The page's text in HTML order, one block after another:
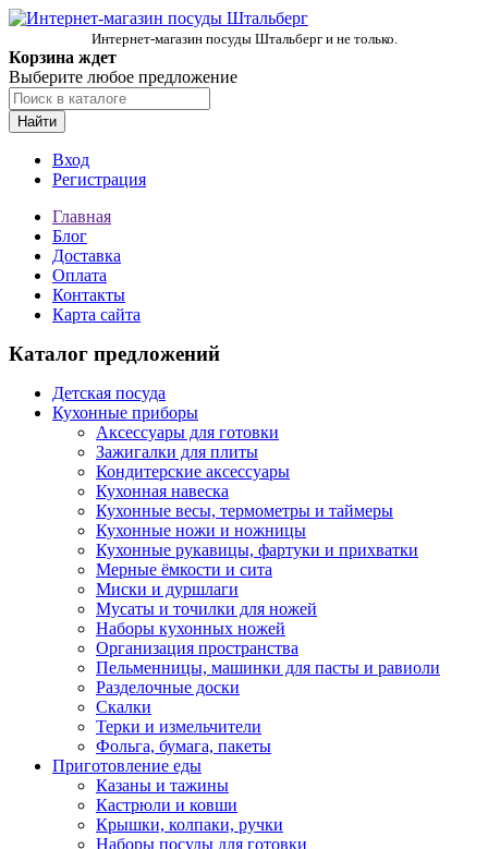
Интернет-магазин посуды Штальберг и не только.
Корзина ждет
Выберите любое предложение
Найти
Вход
Регистрация
Главная
Блог
Доставка
Оплата
Контакты
Карта сайта
Каталог предложений
Детская посуда
Кухонные приборы
Аксессуары для готовки
Зажигалки для плиты
Кондитерские аксессуары
Кухонная навеска
Кухонные весы, термометры и таймеры
Кухонные ножи и ножницы
Кухонные рукавицы, фартуки и прихватки
Мерные ёмкости и сита
Миски и дуршлаги
Мусаты и точилки для ножей
Наборы кухонных ножей
Организация пространства
Пельменницы, машинки для пасты и равиоли
Разделочные доски
Скалки
Терки и измельчители
Фольга, бумага, пакеты
Приготовление еды
Казаны и тажины
Кастрюли и ковши
Крышки, колпаки, ручки
Наборы посуды для готовки